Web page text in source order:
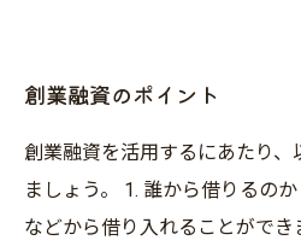
創業融資のポイント
創業融資を活用するにあたり、
ましょう。 1. 誰から借りるの
などから借り入れることがで